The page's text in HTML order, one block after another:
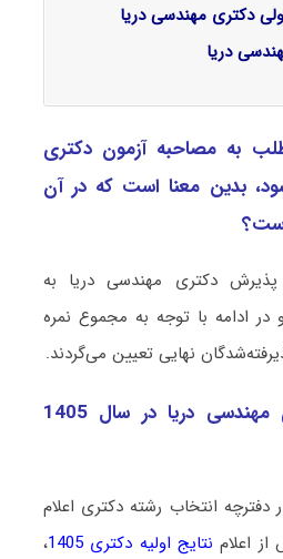
دکتری مهندسی دریا
دریا
به مصاحبه آزمون دکتری
بدین معنا است که در آن
پذیرش دکتری مهندسی دریا به
ادامه با توجه به مجموع نمره
نهایی تعیین می‌گردند.
ظرفیت آزمون دکتری مهندسی دریا در سال 1405
انتخاب رشته دکتری اعلام
اعلام نتایج اولیه دکتری 1405
،